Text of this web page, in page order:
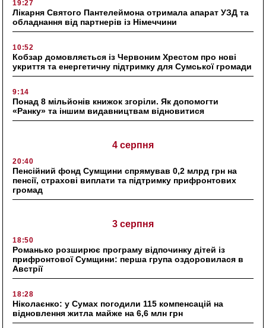
19:27
Лікарня Святого Пантелеймона отримала апарат УЗД та
обладнання від партнерів із Німеччини
10:52
Кобзар домовляється із Червоним Хрестом про нові
укриття та енергетичну підтримку для Сумської громади
9:14
Понад 8 мільйонів книжок згоріли. Як допомогти
«Ранку» та іншим видавництвам відновитися
4 серпня
20:40
Пенсійний фонд Сумщини спрямував 0,2 млрд грн на
пенсії, страхові виплати та підтримку прифронтових
громад
3 серпня
18:50
Романько розширює програму відпочинку дітей із
прифронтової Сумщини: перша група оздоровилася в
Австрії
18:28
Ніколаєнко: у Сумах погодили 115 компенсацій на
відновлення житла майже на 6,6 млн грн